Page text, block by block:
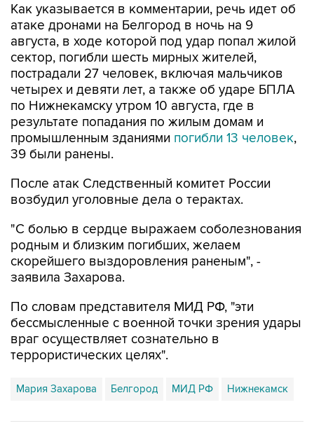
Как указывается в комментарии, речь идет об
атаке дронами на Белгород в ночь на 9
августа, в ходе которой под удар попал жилой
сектор, погибли шесть мирных жителей,
пострадали 27 человек, включая мальчиков
четырех и девяти лет, а также об ударе БПЛА
по Нижнекамску утром 10 августа, где в
результате попадания по жилым домам и
промышленным зданиями погибли 13 человек,
39 были ранены.
После атак Следственный комитет России
возбудил уголовные дела о терактах.
"С болью в сердце выражаем соболезнования
родным и близким погибших, желаем
скорейшего выздоровления раненым", -
заявила Захарова.
По словам представителя МИД РФ, "эти
бессмысленные с военной точки зрения удары
враг осуществляет сознательно в
террористических целях".
Мария Захарова Белгород МИД РФ Нижнекамск